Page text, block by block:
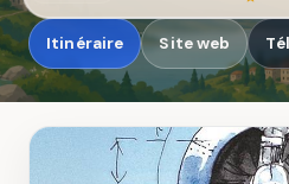
Ouvrir dans
4,8 /
Itinéraire Site web